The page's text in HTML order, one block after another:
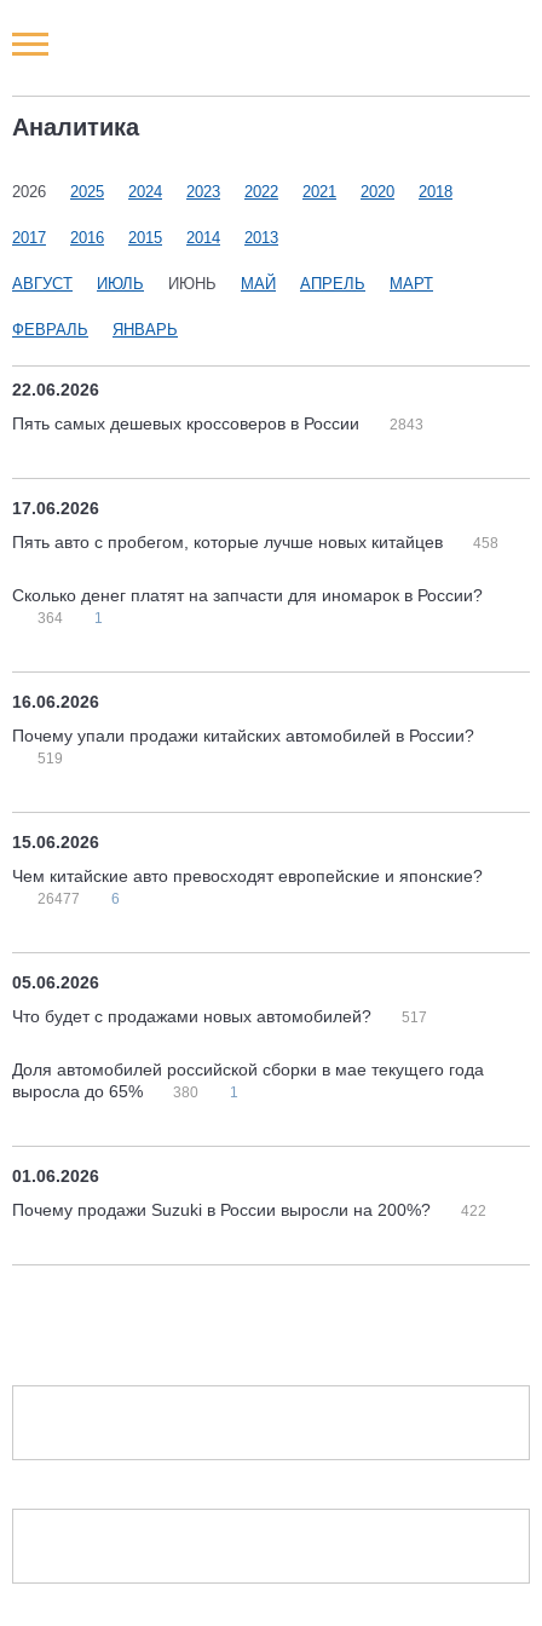
Аналитика
2026 2025 2024 2023 2022 2021 2020 2018
2017 2016 2015 2014 2013
АВГУСТ ИЮЛЬ ИЮНЬ МАЙ АПРЕЛЬ МАРТ
ФЕВРАЛЬ ЯНВАРЬ
22.06.2026
Пять самых дешевых кроссоверов в России
2843
17.06.2026
Пять авто с пробегом, которые лучше новых китайцев
458
Сколько денег платят на запчасти для иномарок в России?
364 1
16.06.2026
Почему упали продажи китайских автомобилей в России?
519
15.06.2026
Чем китайские авто превосходят европейские и японские?
26477 6
05.06.2026
Что будет с продажами новых автомобилей?
517
Доля автомобилей российской сборки в мае текущего года
выросла до 65%
380 1
01.06.2026
Почему продажи Suzuki в России выросли на 200%?
422
Новости РФ
Наши мероприятия
Статьи